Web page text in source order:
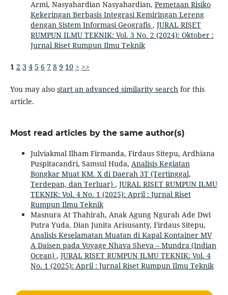
Armi, Nasyahardian Nasyahardian, Pemetaan Risiko
Kekeringan Berbasis Integrasi Kemiringan Lereng
dengan Sistem Informasi Geografis , JURAL RISET
RUMPUN ILMU TEKNIK: Vol. 3 No. 2 (2024): Oktober :
Jurnal Riset Rumpun Ilmu Teknik
1 2 3 4 5 6 7 8 9 10 > >>
You may also start an advanced similarity searchfor this
article.
Most read articles by the same author(s)
Julviakmal Ilham Firmanda, Firdaus Sitepu, Ardhiana
Puspitacandri, Samsul Huda, Analisis Kegiatan
Bongkar Muat KM. X di Daerah 3T (Tertinggal,
Terdepan, dan Terluar) , JURAL RISET RUMPUN ILMU
TEKNIK: Vol. 4 No. 1 (2025): April : Jurnal Riset
Rumpun Ilmu Teknik
Masnura At Thahirah, Anak Agung Ngurah Ade Dwi
Putra Yuda, Dian Junita Arisusanty, Firdaus Sitepu,
Analisis Keselamatan Muatan di Kapal Kontainer MV
A Daisen pada Voyage Nhava Sheva – Mundra (Indian
Ocean) , JURAL RISET RUMPUN ILMU TEKNIK: Vol. 4
No. 1 (2025): April : Jurnal Riset Rumpun Ilmu Teknik